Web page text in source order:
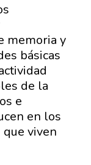
memoria y
básicas
de la
e
en los
viven